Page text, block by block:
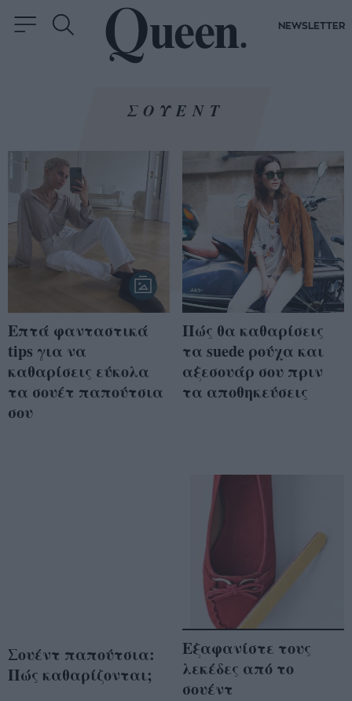
NEWSLETTER
ΣΟΥΕΝΤ
Επτά φανταστικά
tips για να
καθαρίσεις εύκολα
τα σουέτ παπούτσια
σου
Πώς θα καθαρίσεις
τα suede ρούχα και
αξεσουάρ σου πριν
τα αποθηκεύσεις
Σουέντ παπούτσια:
Πώς καθαρίζονται;
Εξαφανίστε τους
λεκέδες από το
σουέντ